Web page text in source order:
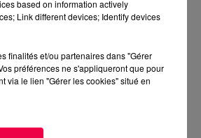
based on information actively
Link different devices; Identify devices
finalités et/ou partenaires dans "Gérer
préférences ne s'appliqueront que pour
via le lien "Gérer les cookies" situé en